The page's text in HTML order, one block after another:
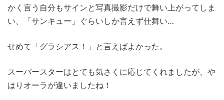
かく言う自分もサインと写真撮影だけで舞い上がってしま
い、「サンキュー」ぐらいしか言えず仕舞い…
せめて「グラシアス！」と言えばよかった。
スーパースターはとても気さくに応じてくれましたが、や
はりオーラが違いましたね！